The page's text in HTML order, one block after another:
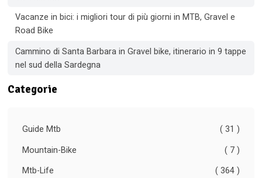
Vacanze in bici: i migliori tour di più giorni in MTB, Gravel e
Road Bike
Cammino di Santa Barbara in Gravel bike, itinerario in 9 tappe
nel sud della Sardegna
Categorie
Guide Mtb
( 31 )
Mountain-Bike
( 7 )
Mtb-Life
( 364 )